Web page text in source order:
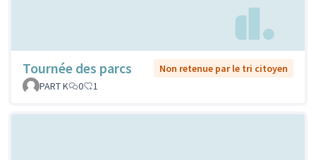
Tournée des parcs
Non retenue par le tri citoyen
PART K
0 1